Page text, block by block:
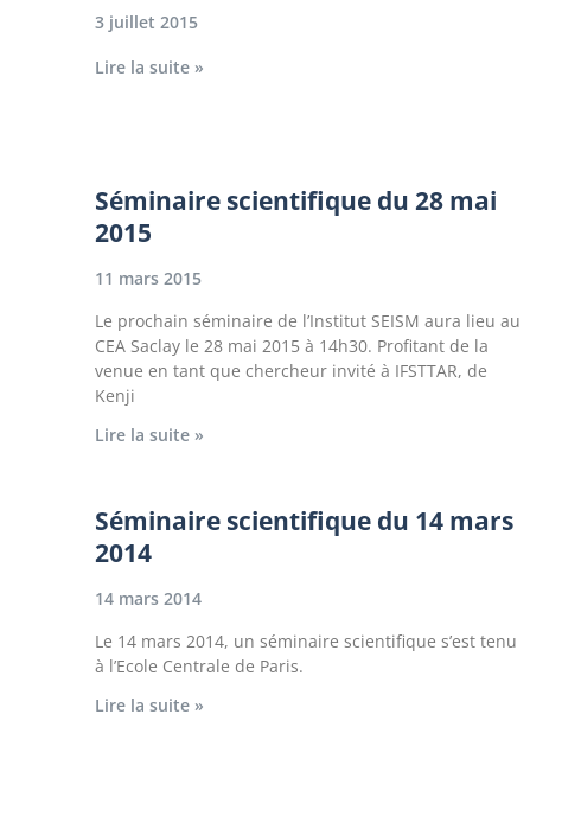
3 juillet 2015
Lire la suite »
Séminaire scientifique du 28 mai
2015
11 mars 2015
Le prochain séminaire de l’Institut SEISM aura lieu au
CEA Saclay le 28 mai 2015 à 14h30. Profitant de la
venue en tant que chercheur invité à IFSTTAR, de
Kenji
Lire la suite »
Séminaire scientifique du 14 mars
2014
14 mars 2014
Le 14 mars 2014, un séminaire scientifique s’est tenu
à l’Ecole Centrale de Paris.
Lire la suite »